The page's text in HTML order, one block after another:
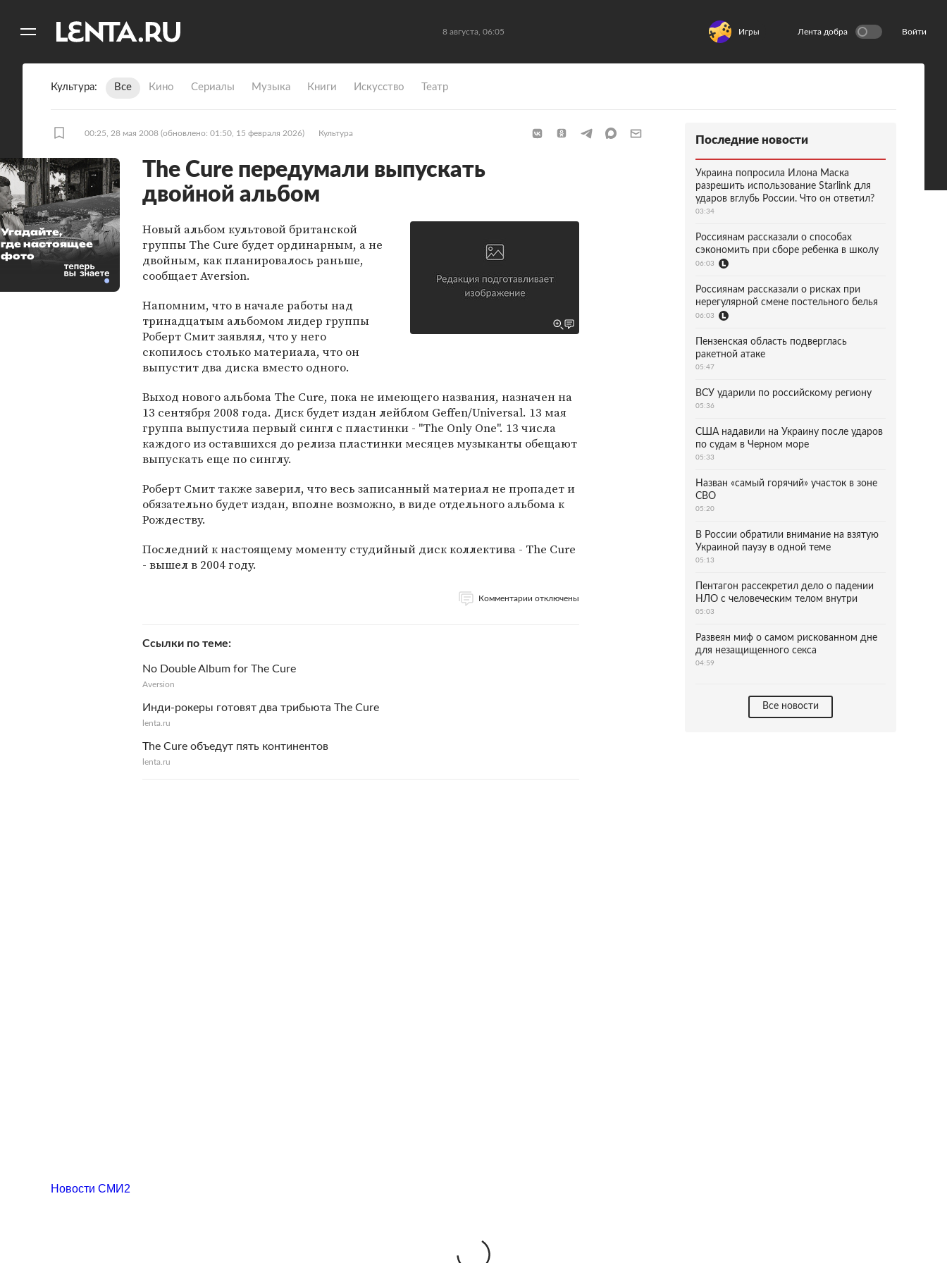
8 августа, 06:05 Игры Лента добра Войти
Культура Все Кино Сериалы Музыка Книги Искусство Театр
00:25, 28 мая 2008 (обновлено: 01:50, 15 февраля 2026) Культура
The Cure передумали выпускать
двойной альбом
Новый альбом культовой британской
группы The Cure будет ординарным, а не
двойным, как планировалось раньше,
сообщает Aversion.
Напомним, что в начале работы над
тринадцатым альбомом лидер группы
Роберт Смит заявлял, что у него
скопилось столько материала, что он
выпустит два диска вместо одного.
Выход нового альбома The Cure, пока не имеющего названия, назначен на
13 сентября 2008 года. Диск будет издан лейблом Geffen/Universal. 13 мая
группа выпустила первый сингл с пластинки - "The Only One". 13 числа
каждого из оставшихся до релиза пластинки месяцев музыканты обещают
выпускать еще по синглу.
Роберт Смит также заверил, что весь записанный материал не пропадет и
обязательно будет издан, вполне возможно, в виде отдельного альбома к
Рождеству.
Последний к настоящему моменту студийный диск коллектива - The Cure
- вышел в 2004 году.
Комментарии отключены
Ссылки по теме
No Double Album for The Cure
Aversion
Инди-рокеры готовят два трибьюта The Cure
lenta.ru
The Cure объедут пять континентов
lenta.ru
Угадайте,
где настоящее
фото
Последние новости
Украина попросила Илона Маска
разрешить использование Starlink для
ударов вглубь России. Что он ответил?
03:34
Россиянам рассказали о способах
сэкономить при сборе ребенка в школу
06:03
Россиянам рассказали о рисках при
нерегулярной смене постельного белья
06:03
Пензенская область подверглась
ракетной атаке
05:47
ВСУ ударили по российскому региону
05:36
США надавили на Украину после ударов
по судам в Черном море
05:33
Назван «самый горячий» участок в зоне
СВО
05:20
В России обратили внимание на взятую
Украиной паузу в одной теме
05:13
Пентагон рассекретил дело о падении
НЛО с человеческим телом внутри
05:03
Развеян миф о самом рискованном дне
для незащищенного секса
04:59
Все новости
Новости СМИ2